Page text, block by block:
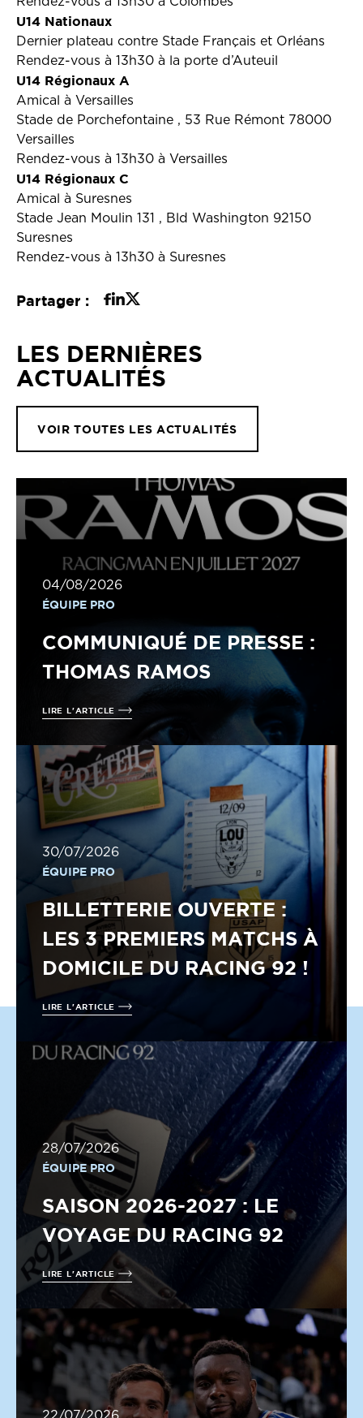
U14 Nationaux
Dernier plateau contre Stade Français et Orléans
Rendez-vous à 13h30 à la porte d’Auteuil
U14 Régionaux A
Amical à Versailles
Stade de Porchefontaine , 53 Rue Rémont 78000
Versailles
Rendez-vous à 13h30 à Versailles
U14 Régionaux C
Amical à Suresnes
Stade Jean Moulin 131 , Bld Washington 92150
Suresnes
Rendez-vous à 13h30 à Suresnes
Partager :
LES DERNIÈRES
ACTUALITÉS
VOIR TOUTES LES ACTUALITÉS
04/08/2026
ÉQUIPE PRO
COMMUNIQUÉ DE PRESSE :
THOMAS RAMOS
LIRE L'ARTICLE
30/07/2026
ÉQUIPE PRO
BILLETTERIE OUVERTE :
LES 3 PREMIERS MATCHS À
DOMICILE DU RACING 92 !
LIRE L'ARTICLE
28/07/2026
ÉQUIPE PRO
SAISON 2026-2027 : LE
VOYAGE DU RACING 92
LIRE L'ARTICLE